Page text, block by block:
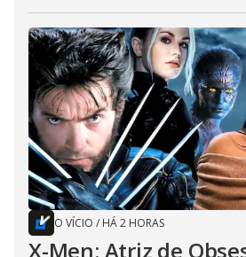
O VÍCIO / HÁ 2 HORAS
X-Men: Atriz de